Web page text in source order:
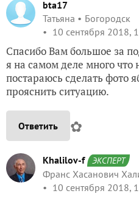
bta17
Татьяна
Богородск
10 сентября 2018,
Спасибо Вам большое за
я на самом деле много
постараюсь сделать фото
прояснить ситуацию.
Ответить ✿
Khalilov-f ЭКСПЕРТ
Франс Хасанович
10 сентября 2018,